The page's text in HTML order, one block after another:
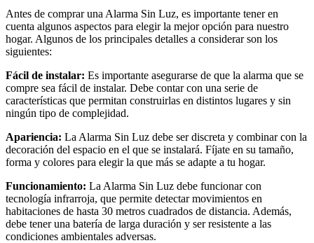
Antes de comprar una Alarma Sin Luz, es importante tener en
cuenta algunos aspectos para elegir la mejor opción para nuestro
hogar. Algunos de los principales detalles a considerar son los
siguientes:
Fácil de instalar: Es importante asegurarse de que la alarma que se
compre sea fácil de instalar. Debe contar con una serie de
características que permitan construirlas en distintos lugares y sin
ningún tipo de complejidad.
Apariencia: La Alarma Sin Luz debe ser discreta y combinar con la
decoración del espacio en el que se instalará. Fíjate en su tamaño,
forma y colores para elegir la que más se adapte a tu hogar.
Funcionamiento: La Alarma Sin Luz debe funcionar con
tecnología infrarroja, que permite detectar movimientos en
habitaciones de hasta 30 metros cuadrados de distancia. Además,
debe tener una batería de larga duración y ser resistente a las
condiciones ambientales adversas.